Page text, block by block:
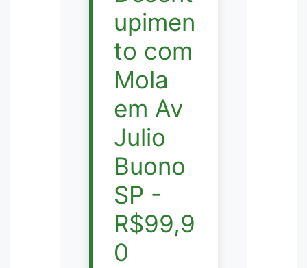
upimen
to com
Mola
em Av
Julio
Buono
SP -
R$99,9
0